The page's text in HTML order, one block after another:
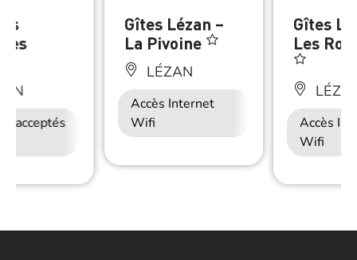
acceptés
Accès Internet
Gîtes Lézan –
La Pivoine
LÉZAN
Accès Internet
Wifi
Gîtes
Les
Accès
Wifi